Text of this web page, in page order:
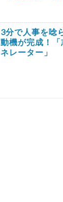
3分で人事を唸
動機が完成！「
ネレーター」